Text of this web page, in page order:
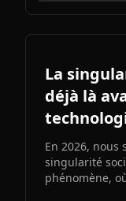
La
déjà là
En 2026, nous
singularité
phénomène,